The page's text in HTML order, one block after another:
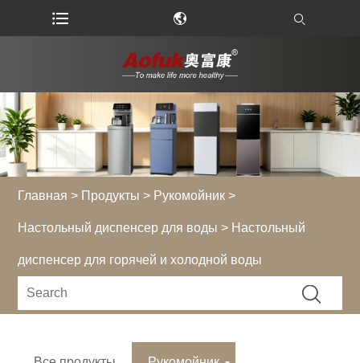
Главная > Продукты > Рукомойник >
Настольный диспенсер для воды > Настольный
диспенсер для горячей и холодной воды